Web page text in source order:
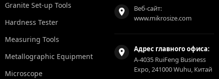
Granite Set-up Tools
Hardness Tester
Measuring Tools
Metallographic Equipment
Microscope
Веб-сайт:
www.mikrosize.com
Адрес главного офиса:
A-4035 RuiFeng Business
Expo, 241000 Wuhu, Китай